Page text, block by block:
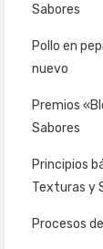
Sabores
Pollo en
nuevo
Premios
Sabores
Principios
Texturas y
Procesos